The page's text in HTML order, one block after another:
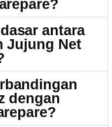
antara
Jujung Net
dengan